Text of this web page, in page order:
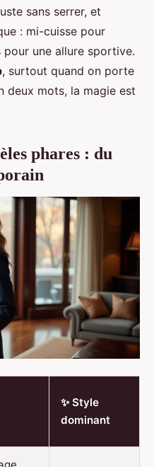
sans serrer, et
: mi-cuisse pour
une allure sportive.
, surtout quand on porte
deux mots, la magie est
phares : du
✨ Style
dominant